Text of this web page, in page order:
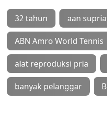
32 tahun aan
ABN Amro World Tennis
alat reproduksi pria
banyak pelanggar